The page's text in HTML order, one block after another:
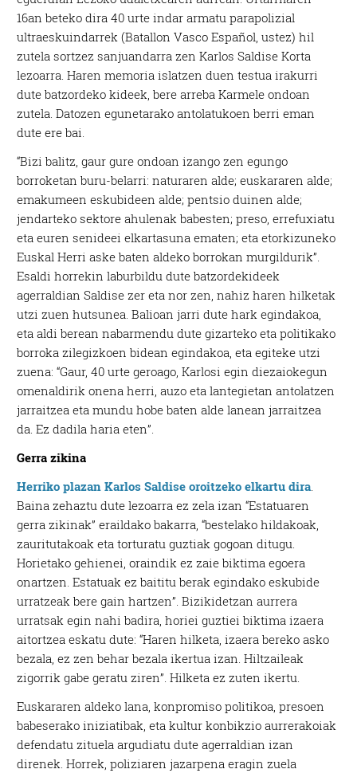
16an beteko dira 40 urte indar armatu parapolizial
ultraeskuindarrek (Batallon Vasco Español, ustez) hil
zutela sortzez sanjuandarra zen Karlos Saldise Korta
lezoarra. Haren memoria islatzen duen testua irakurri
dute batzordeko kideek, bere arreba Karmele ondoan
zutela. Datozen egunetarako antolatukoen berri eman
dute ere bai.
“Bizi balitz, gaur gure ondoan izango zen egungo
borroketan buru-belarri: naturaren alde; euskararen alde;
emakumeen eskubideen alde; pentsio duinen alde;
jendarteko sektore ahulenak babesten; preso, errefuxiatu
eta euren senideei elkartasuna ematen; eta etorkizuneko
Euskal Herri aske baten aldeko borrokan murgildurik”.
Esaldi horrekin laburbildu dute batzordekideek
agerraldian Saldise zer eta nor zen, nahiz haren hilketak
utzi zuen hutsunea. Balioan jarri dute hark egindakoa,
eta aldi berean nabarmendu dute gizarteko eta politikako
borroka zilegizkoen bidean egindakoa, eta egiteke utzi
zuena: “Gaur, 40 urte geroago, Karlosi egin diezaiokegun
omenaldirik onena herri, auzo eta lantegietan antolatzen
jarraitzea eta mundu hobe baten alde lanean jarraitzea
da. Ez dadila haria eten”.
Gerra zikina
Herriko plazan Karlos Saldise oroitzeko elkartu dira
Baina zehaztu dute lezoarra ez zela izan “Estatuaren
gerra zikinak” eraildako bakarra, “bestelako hildakoak,
zauritutakoak eta torturatu guztiak gogoan ditugu.
Horietako gehienei, oraindik ez zaie biktima egoera
onartzen. Estatuak ez baititu berak egindako eskubide
urratzeak bere gain hartzen”. Bizikidetzan aurrera
urratsak egin nahi badira, horiei guztiei biktima izaera
aitortzea eskatu dute: “Haren hilketa, izaera bereko asko
bezala, ez zen behar bezala ikertua izan. Hiltzaileak
zigorrik gabe geratu ziren”. Hilketa ez zuten ikertu.
Euskararen aldeko lana, konpromiso politikoa, presoen
babeserako iniziatibak, eta kultur konbikzio aurrerakoiak
defendatu zituela argudiatu dute agerraldian izan
direnek. Horrek, poliziaren jazarpena eragin zuela